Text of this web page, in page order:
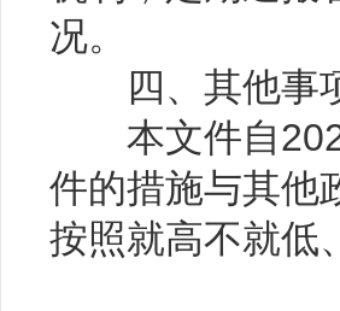
况。
四、其他事
本文件自
件的措施与其他
按照就高不就低